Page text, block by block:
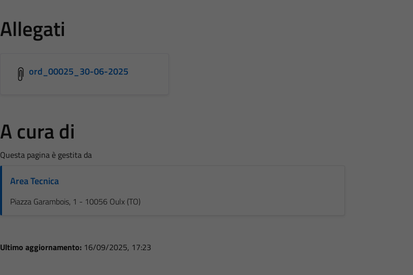
Allegati
ord_00025_30-06-2025
A cura di
Questa pagina è gestita da
Area Tecnica
Piazza Garambois, 1 - 10056 Oulx (TO)
Ultimo aggiornamento: 16/09/2025, 17:23